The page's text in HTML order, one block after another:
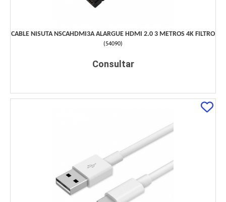
CABLE NISUTA NSCAHDMI3A ALARGUE HDMI 2.0 3 METROS 4K FILTRO
(54090)
Consultar